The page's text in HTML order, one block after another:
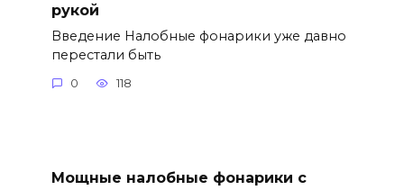
рукой
Введение Налобные фонарики уже давно
перестали быть
0 118
Мощные налобные фонарики с